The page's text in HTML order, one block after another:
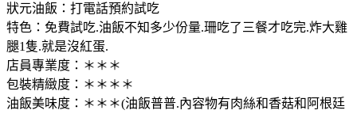
狀元油飯：打電話預約試吃
特色：免費試吃.油飯不知多少份量.珊吃了三餐才吃完.炸大雞
腿1隻.就是沒紅蛋.
店員專業度：＊＊＊
包裝精緻度：＊＊＊＊
油飯美味度：＊＊＊(油飯普普.內容物有肉絲和香菇和阿根廷